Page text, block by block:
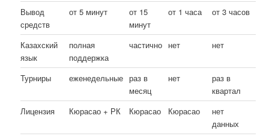
Вывод
средств
от 5 минут
от 15
минут
от 1 часа от 3 часов
Казахский
язык
полная
поддержка
частично нет нет
Турниры еженедельные раз в
месяц
нет
раз в
квартал
Лицензия
Кюрасао + РК Кюрасао Кюрасао
нет
данных